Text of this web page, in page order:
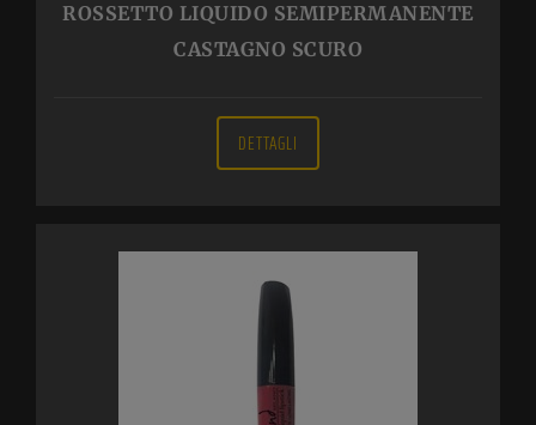
ROSSETTO LIQUIDO SEMIPERMANENTE
CASTAGNO SCURO
DETTAGLI